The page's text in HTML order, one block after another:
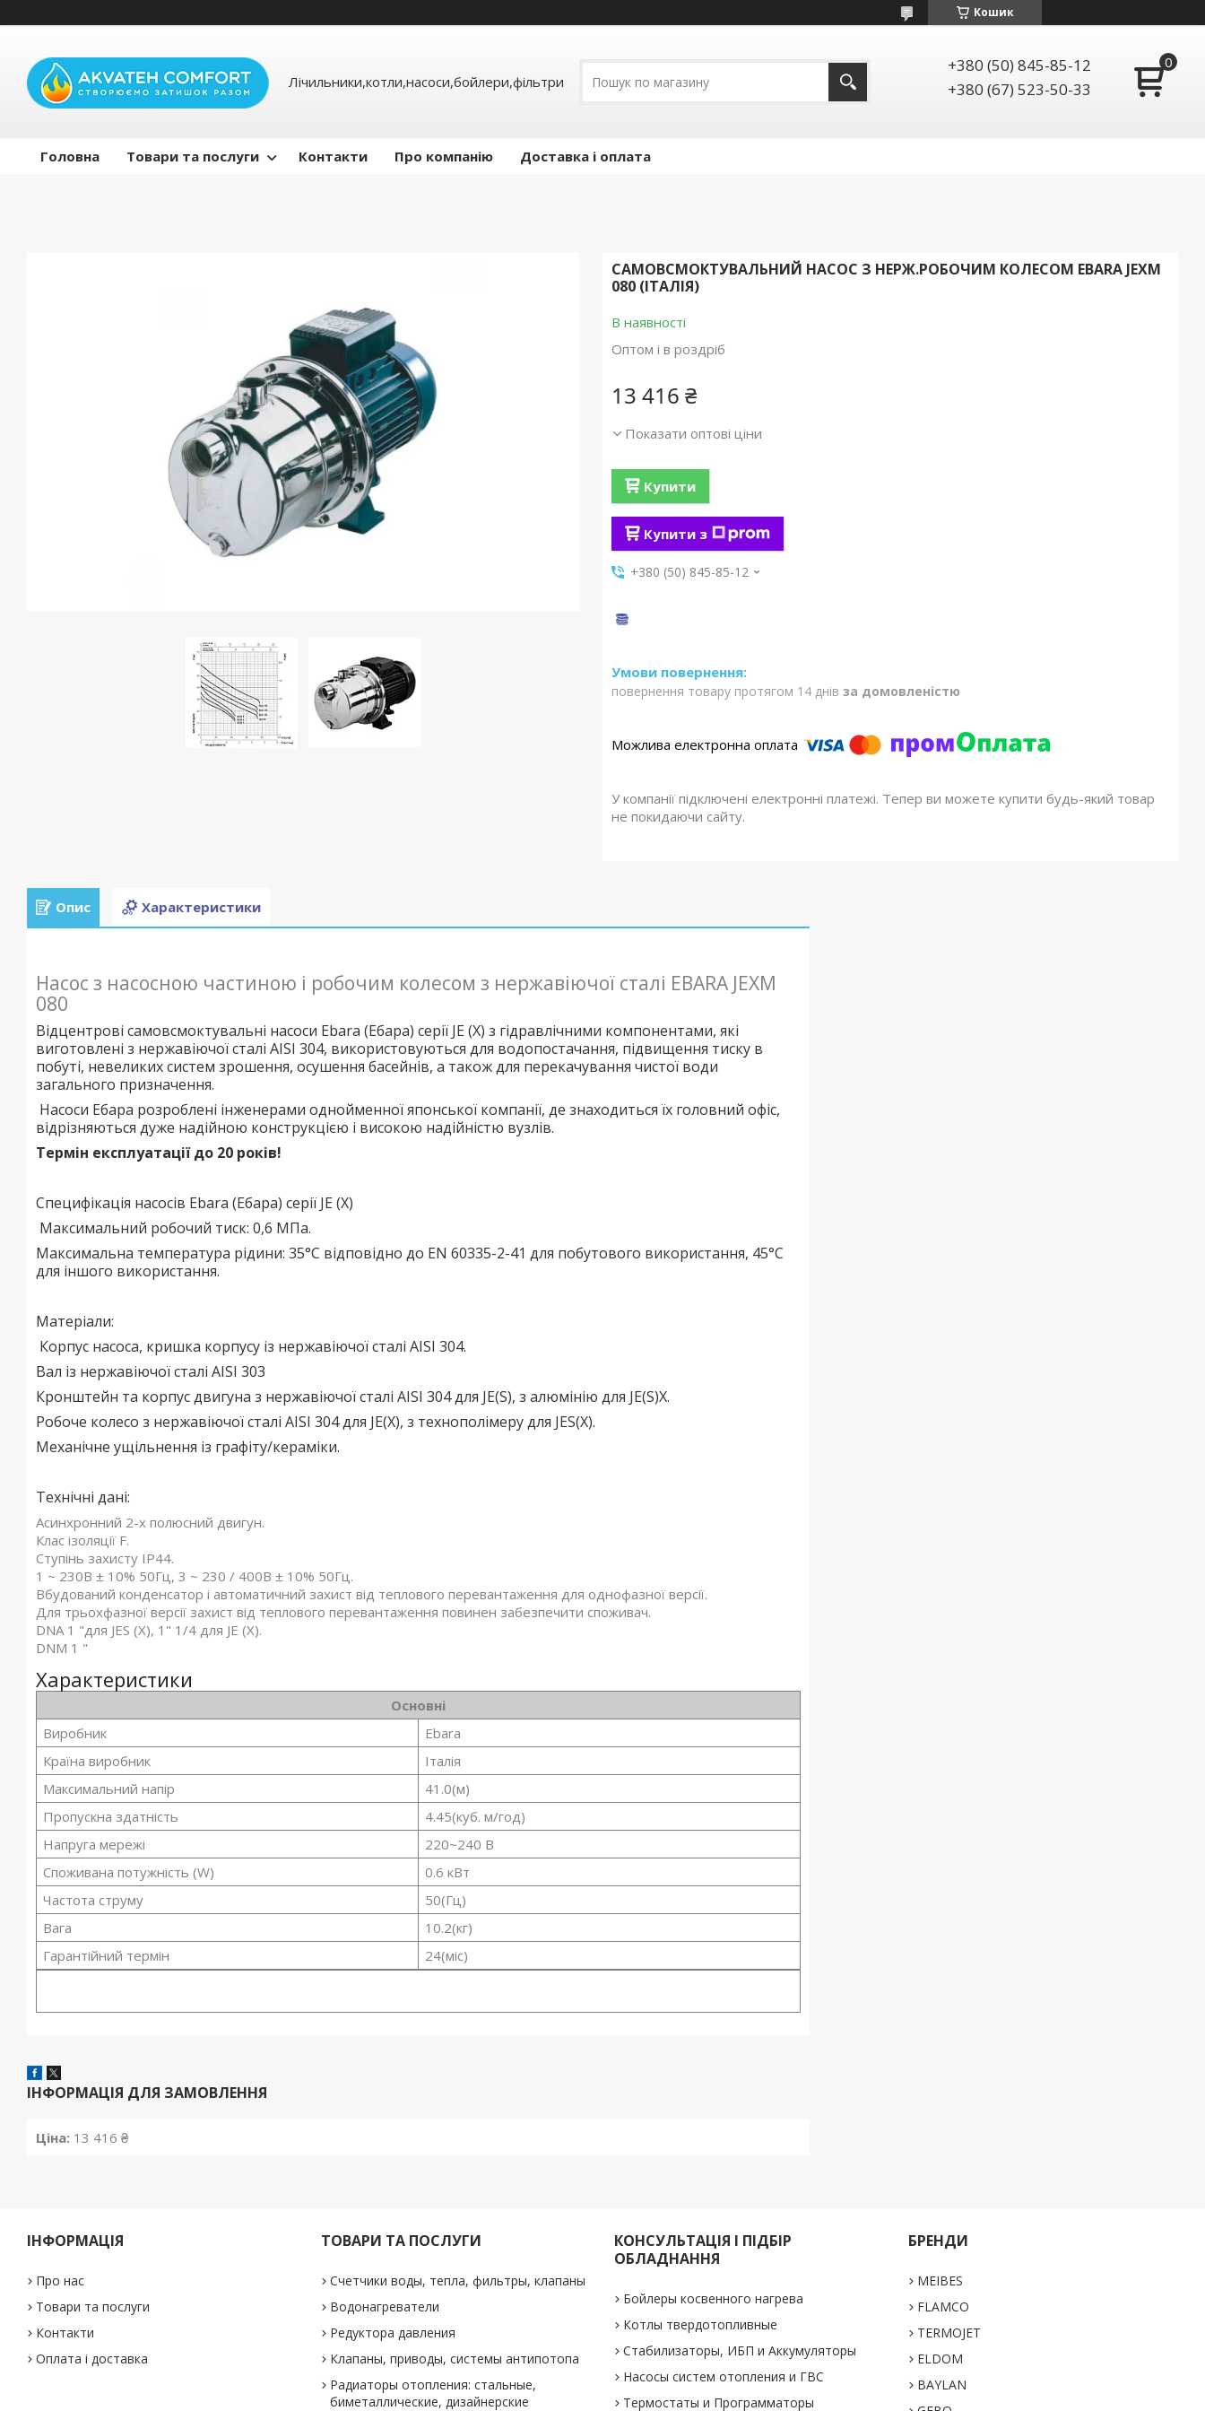
Кошик
Лічильники,котли,насоси,бойлери,фільтри
+380 (50) 845-85-12
+380 (67) 523-50-33
Головна Товари та послуги Контакти Про компанію Доставка і оплата
САМОВСМОКТУВАЛЬНИЙ НАСОС З НЕРЖ.РОБОЧИМ КОЛЕСОМ EBARA JEXM
080 (ІТАЛІЯ)
В наявності
Оптом і в роздріб
13 416 ₴
Показати оптові ціни
Купити
Купити з
+380 (50) 845-85-12
повернення товару протягом 14 днів за домовленістю
У компанії підключені електронні платежі. Тепер ви можете купити будь-який товар
не покидаючи сайту.
Опис Характеристики
Насос з насосною частиною і робочим колесом з нержавіючої сталі EBARA JEXM
080
Відцентрові самовсмоктувальні насоси Ebara (Ебара) серії JE (X) з гідравлічними компонентами, які
виготовлені з нержавіючої сталі AISI 304, використовуються для водопостачання, підвищення тиску в
побуті, невеликих систем зрошення, осушення басейнів, а також для перекачування чистої води
загального призначення.
Насоси Ебара розроблені інженерами однойменної японської компанії, де знаходиться їх головний офіс,
відрізняються дуже надійною конструкцією і високою надійністю вузлів.
Термін експлуатації до 20 років!
Специфікація насосів Ebara (Ебара) серії JE (X)
Максимальний робочий тиск: 0,6 МПа.
Максимальна температура рідини: 35°С відповідно до EN 60335-2-41 для побутового використання, 45°С
для іншого використання.
Матеріали:
Корпус насоса, кришка корпусу із нержавіючої сталі AISI 304.
Вал із нержавіючої сталі AISI 303
Кронштейн та корпус двигуна з нержавіючої сталі AISI 304 для JE(S), з алюмінію для JE(S)X.
Робоче колесо з нержавіючої сталі AISI 304 для JE(X), з технополімеру для JES(X).
Механічне ущільнення із графіту/кераміки.
Технічні дані:
Асинхронний 2-х полюсний двигун.
Клас ізоляції F.
Ступінь захисту IP44.
1 ~ 230В ± 10% 50Гц, 3 ~ 230 / 400В ± 10% 50Гц.
Вбудований конденсатор і автоматичний захист від теплового перевантаження для однофазної версії.
Для трьохфазної версії захист від теплового перевантаження повинен забезпечити споживач.
DNA 1 "для JES (X), 1" 1/4 для JE (X).
DNM 1 "
Характеристики
Основні
Виробник
Ebara
Країна виробник
Італія
Максимальний напір
41.0(м)
Пропускна здатність
4.45(куб. м/год)
Напруга мережі
220~240 В
Споживана потужність (W)
0.6 кВт
Частота струму
50(Гц)
Вага
10.2(кг)
Гарантійний термін
24(міс)
ІНФОРМАЦІЯ ДЛЯ ЗАМОВЛЕННЯ
Ціна: 13 416 ₴
ІНФОРМАЦІЯ
Про нас
Товари та послуги
Контакти
Оплата і доставка
ТОВАРИ ТА ПОСЛУГИ
Счетчики воды, тепла, фильтры, клапаны
Водонагреватели
Редуктора давления
Клапаны, приводы, системы антипотопа
Радиаторы отопления: стальные,
биметаллические, дизайнерские
КОНСУЛЬТАЦІЯ І ПІДБІР
ОБЛАДНАННЯ
Бойлеры косвенного нагрева
Котлы твердотопливные
Стабилизаторы, ИБП и Аккумуляторы
Насосы систем отопления и ГВС
Термостаты и Программаторы
БРЕНДИ
MEIBES
FLAMCO
TERMOJET
ELDOM
BAYLAN